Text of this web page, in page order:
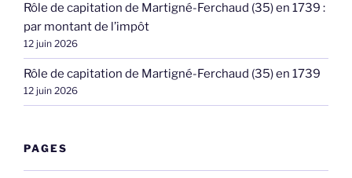
Rôle de capitation de Martigné-Ferchaud (35) en 1739 :
par montant de l’impôt
12 juin 2026
Rôle de capitation de Martigné-Ferchaud (35) en 1739
12 juin 2026
PAGES